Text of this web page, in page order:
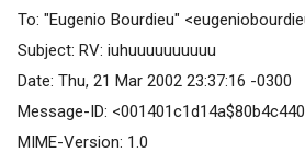
To: "Eugenio Bourdieu" <
Subject: RV: iuhuuuuuuuuuu
Date: Thu, 21 Mar 2002 23:37:16 -0300
Message-ID:
MIME-Version: 1.0